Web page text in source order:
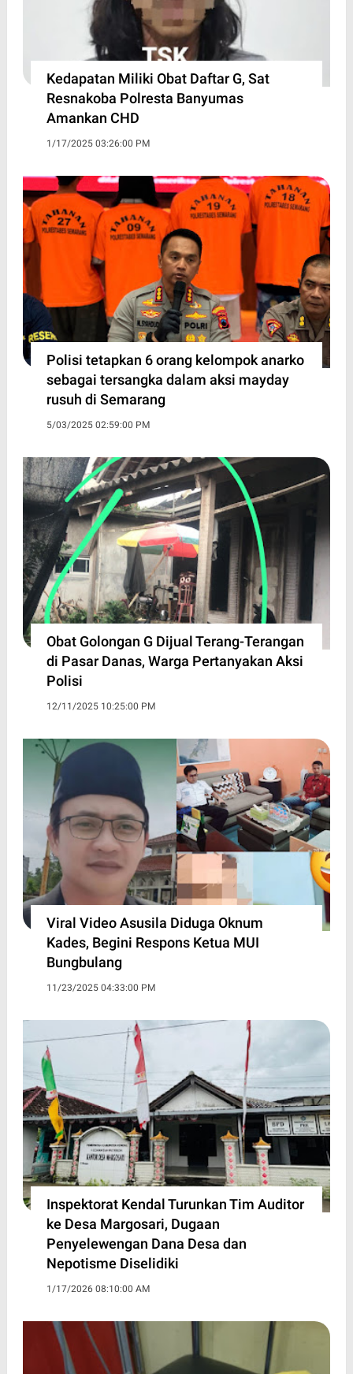
Kedapatan Miliki Obat Daftar G, Sat
Resnakoba Polresta Banyumas
Amankan CHD
1/17/2025 03:26:00 PM
Polisi tetapkan 6 orang kelompok anarko
sebagai tersangka dalam aksi mayday
rusuh di Semarang
5/03/2025 02:59:00 PM
Obat Golongan G Dijual Terang-Terangan
di Pasar Danas, Warga Pertanyakan Aksi
Polisi
12/11/2025 10:25:00 PM
Viral Video Asusila Diduga Oknum
Kades, Begini Respons Ketua MUI
Bungbulang
11/23/2025 04:33:00 PM
Inspektorat Kendal Turunkan Tim Auditor
ke Desa Margosari, Dugaan
Penyelewengan Dana Desa dan
Nepotisme Diselidiki
1/17/2026 08:10:00 AM